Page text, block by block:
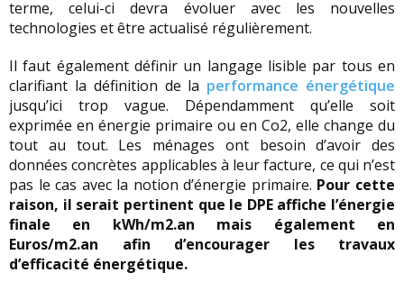
terme, celui-ci devra évoluer avec les nouvelles
technologies et être actualisé régulièrement.
Il faut également définir un langage lisible par tous en
clarifiant la définition de la performance énergétique
jusqu’ici trop vague. Dépendamment qu’elle soit
exprimée en énergie primaire ou en Co2, elle change du
tout au tout. Les ménages ont besoin d’avoir des
données concrètes applicables à leur facture, ce qui n’est
pas le cas avec la notion d’énergie primaire. Pour cette
raison, il serait pertinent que le DPE affiche l’énergie
finale en kWh/m2.an mais également en
Euros/m2.an afin d’encourager les travaux
d’efficacité énergétique.